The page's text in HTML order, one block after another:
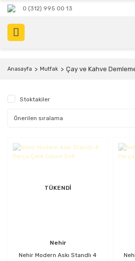
0 (312) 995 00 13
Anasayfa Mutfak Çay ve Kahve
Stoktakiler
TÜKENDİ
Nehir
Nehir Modern Askı Standlı 4